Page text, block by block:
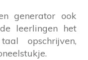
generator ook
leerlingen het
opschrijven,